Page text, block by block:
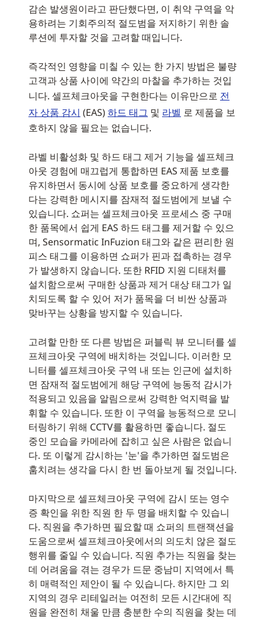
감손 발생원이라고 판단했다면, 이 취약 구역을 악
용하려는 기회주의적 절도범을 저지하기 위한 솔
루션에 투자할 것을 고려할 때입니다.
즉각적인 영향을 미칠 수 있는 한 가지 방법은 불량
고객과 상품 사이에 약간의 마찰을 추가하는 것입
니다. 셀프체크아웃을 구현한다는 이유만으로 전
자 상품 감시 (EAS)하드 태그 및 라벨 로 제품을 보
호하지 않을 필요는 없습니다.
라벨 비활성화 및 하드 태그 제거 기능을 셀프체크
아웃 경험에 매끄럽게 통합하면 EAS 제품 보호를
유지하면서 동시에 상품 보호를 중요하게 생각한
다는 강력한 메시지를 잠재적 절도범에게 보낼 수
있습니다. 쇼퍼는 셀프체크아웃 프로세스 중 구매
한 품목에서 쉽게 EAS 하드 태그를 제거할 수 있으
며, Sensormatic InFuzion 태그와 같은 편리한 원
피스 태그를 이용하면 쇼퍼가 핀과 접촉하는 경우
가 발생하지 않습니다. 또한 RFID 지원 디태처를
설치함으로써 구매한 상품과 제거 대상 태그가 일
치되도록 할 수 있어 저가 품목을 더 비싼 상품과
맞바꾸는 상황을 방지할 수 있습니다.
고려할 만한 또 다른 방법은 퍼블릭 뷰 모니터를 셀
프체크아웃 구역에 배치하는 것입니다. 이러한 모
니터를 셀프체크아웃 구역 내 또는 인근에 설치하
면 잠재적 절도범에게 해당 구역에 능동적 감시가
적용되고 있음을 알림으로써 강력한 억지력을 발
휘할 수 있습니다. 또한 이 구역을 능동적으로 모니
터링하기 위해 CCTV를 활용하면 좋습니다. 절도
중인 모습을 카메라에 잡히고 싶은 사람은 없습니
다. 또 이렇게 감시하는 '눈'을 추가하면 절도범은
훔치려는 생각을 다시 한 번 돌아보게 될 것입니다.
마지막으로 셀프체크아웃 구역에 감시 또는 영수
증 확인을 위한 직원 한 두 명을 배치할 수 있습니
다. 직원을 추가하면 필요할 때 쇼퍼의 트랜잭션을
도움으로써 셀프체크아웃에서의 의도치 않은 절도
행위를 줄일 수 있습니다. 직원 추가는 직원을 찾는
데 어려움을 겪는 경우가 드문 중남미 지역에서 특
히 매력적인 제안이 될 수 있습니다. 하지만 그 외
지역의 경우 리테일러는 여전히 모든 시간대에 직
원을 완전히 채울 만큼 충분한 수의 직원을 찾는 데